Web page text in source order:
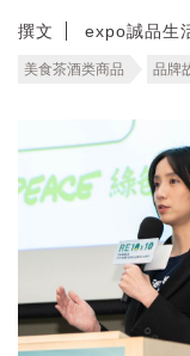
撰文 expo誠品生
美食茶酒类商品 品牌